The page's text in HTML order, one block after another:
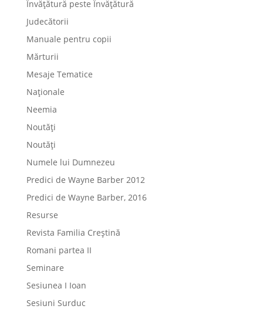
Învățătură peste Învățătură
Judecătorii
Manuale pentru copii
Mărturii
Mesaje Tematice
Naționale
Neemia
Noutăți
Noutăți
Numele lui Dumnezeu
Predici de Wayne Barber 2012
Predici de Wayne Barber, 2016
Resurse
Revista Familia Creștină
Romani partea II
Seminare
Sesiunea I Ioan
Sesiuni Surduc